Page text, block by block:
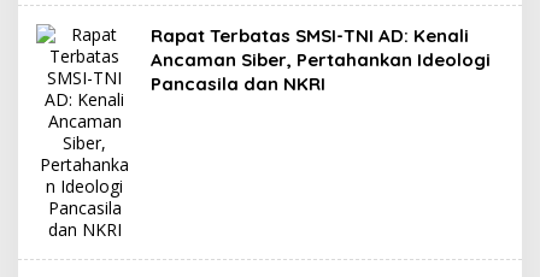
Rapat Terbatas SMSI-TNI AD: Kenali
Ancaman Siber, Pertahankan Ideologi
Pancasila dan NKRI